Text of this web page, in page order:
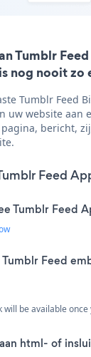
Tumblr
nog nooit
Tumblr Feed
uw website aan
bericht,
Feed
Tumblr Feed
Tumblr Feed
will be available
html- of